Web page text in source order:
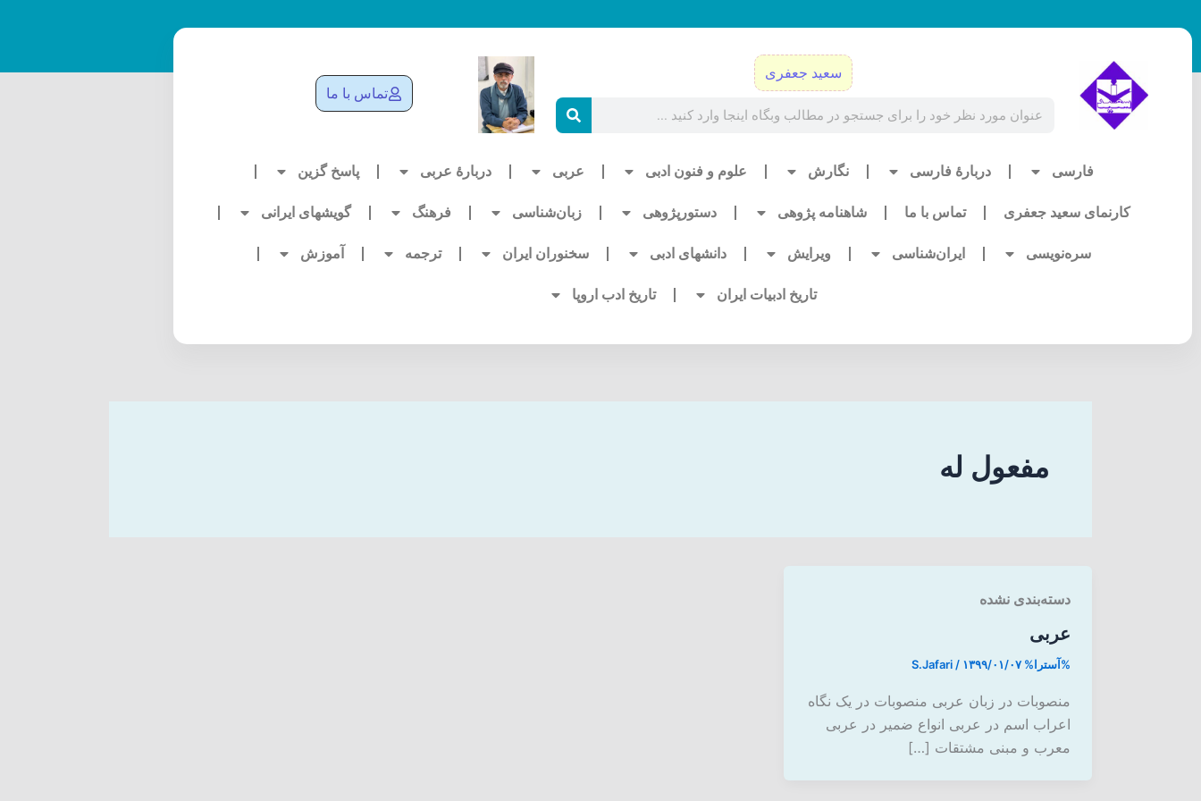
به
سعید جعفری
تماس با ما
فارسی دربارۀ فارسی نگارش علوم و فنون ادبی عربی دربارۀ عربی پاسخ گزین
کارنمای سعید جعفری تماس با ما شاهنامه پژوهی دستورپژوهی زبان‌شناسی فرهنگ گویشهای ایرانی
سره‌نویسی ایران‌شناسی ویرایش دانشهای ادبی سخنوران ایران ترجمه آموزش
تاریخ ادبیات ایران تاریخ ادب اروپا
مفعول له
دسته‌بندی نشده
عربی
%آسترا% S.Jafari / ۱۳۹۹/۰۱/۰۷
منصوبات در زبان عربی منصوبات در یک نگاه
اعراب اسم در عربی انواع ضمیر در عربی
معرب و مبنی مشتقات […]